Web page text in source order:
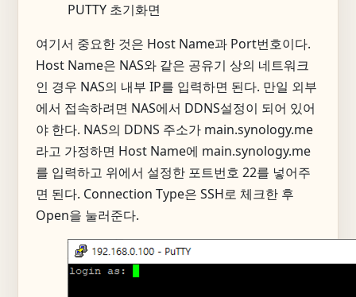
PUTTY 초기화면
여기서 중요한 것은 Host Name과 Port번호이다.
Host Name은 NAS와 같은 공유기 상의 네트워크
인 경우 NAS의 내부 IP를 입력하면 된다. 만일 외부
에서 접속하려면 NAS에서 DDNS설정이 되어 있어
야 한다. NAS의 DDNS 주소가 main.synology.me
라고 가정하면 Host Name에 main.synology.me
를 입력하고 위에서 설정한 포트번호 22를 넣어주
면 된다. Connection Type은 SSH로 체크한 후
Open을 눌러준다.